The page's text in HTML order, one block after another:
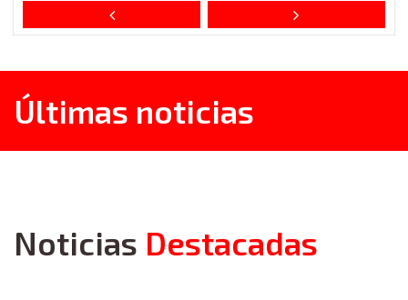
Últimas noticias
Noticias Destacadas